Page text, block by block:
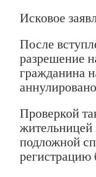
Исковое
После
разрешение
гражданина
Проверкой
подложной
регистрацию